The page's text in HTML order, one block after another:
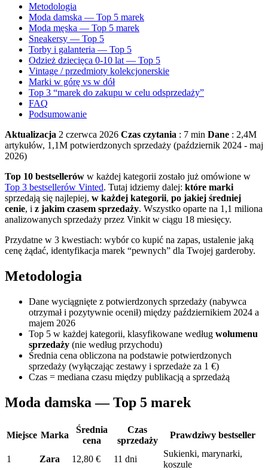
Metodologia
Moda damska — Top 5 marek
Moda męska — Top 5 marek
Sneakersy — Top 5
Torby i galanteria — Top 5
Odzież dziecięca 0-10 lat — Top 5
Vintage / przedmioty kolekcjonerskie
Marki w górę vs w dół
Top 3 “marek do zakupu w celu odsprzedaży”
FAQ
Podsumowanie
Aktualizacja 2 czerwca 2026 Czas czytania : 7 min Dane : 2,4M
artykułów, 1,1M potwierdzonych sprzedaży (październik 2024 - maj
2026)
Top 10 bestsellerów w każdej kategorii zostało już omówione w
Top 3 bestsellerów Vinted. Tutaj idziemy dalej: które marki
sprzedają się najlepiej, w każdej kategorii, po jakiej średniej
cenie, i z jakim czasem sprzedaży. Wszystko oparte na 1,1 miliona
analizowanych sprzedaży przez Vinkit w ciągu 18 miesięcy.
Przydatne w 3 kwestiach: wybór co kupić na zapas, ustalenie jaką
cenę żądać, identyfikacja marek “pewnych” dla Twojej garderoby.
Metodologia
Dane wyciągnięte z potwierdzonych sprzedaży (nabywca
otrzymał i pozytywnie ocenił) między październikiem 2024 a
majem 2026
Top 5 w każdej kategorii, klasyfikowane według wolumenu
sprzedaży (nie według przychodu)
Średnia cena obliczona na podstawie potwierdzonych
sprzedaży (wyłączając zestawy i sprzedaże za 1 €)
Czas = mediana czasu między publikacją a sprzedażą
Moda damska — Top 5 marek
Miejsce Marka
Średnia
cena
Czas
sprzedaży
Prawdziwy bestseller
1 Zara 12,80 € 11 dni
Sukienki, marynarki,
koszule